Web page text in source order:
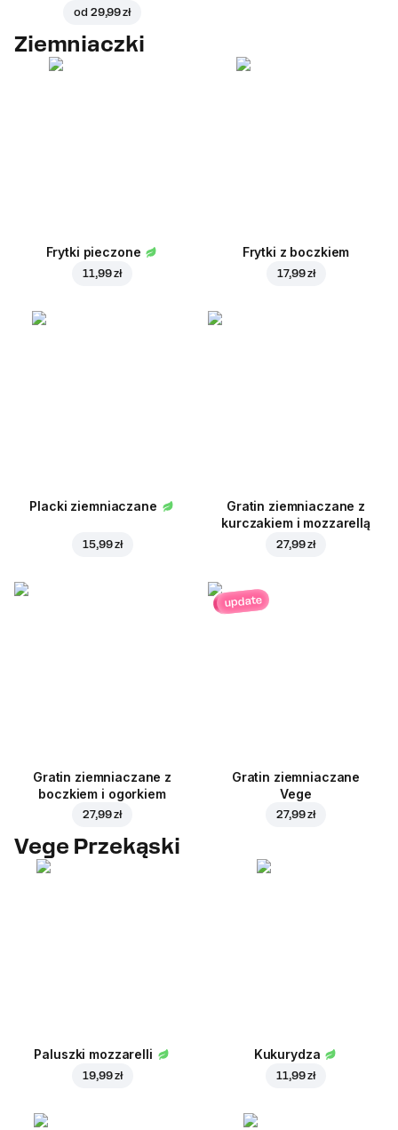
od 29,99 zł
Ziemniaczki
Frytki pieczone
11,99 zł
Frytki z boczkiem
17,99 zł
Placki ziemniaczane
15,99 zł
Gratin ziemniaczane z
kurczakiem i mozzarellą
27,99 zł
Gratin ziemniaczane z
boczkiem i ogorkiem
27,99 zł
update
Gratin ziemniaczane
Vege
27,99 zł
Vege Przekąski
Paluszki mozzarelli
19,99 zł
Kukurydza
11,99 zł